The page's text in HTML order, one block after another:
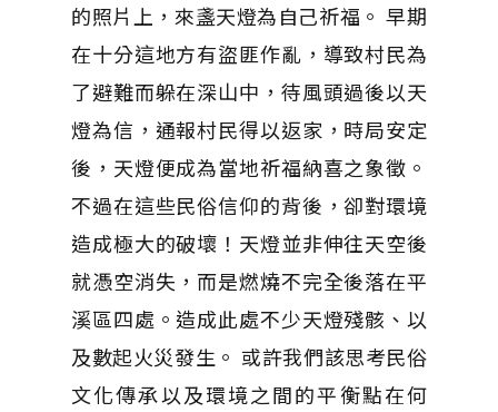
的照片上，來盞天燈為自己祈福。 早期
在十分這地方有盜匪作亂，導致村民為
了避難而躲在深山中，待風頭過後以天
燈為信，通報村民得以返家，時局安定
後，天燈便成為當地祈福納喜之象徵。
不過在這些民俗信仰的背後，卻對環境
造成極大的破壞！天燈並非伸往天空後
就憑空消失，而是燃燒不完全後落在平
溪區四處。造成此處不少天燈殘骸、以
及數起火災發生。 或許我們該思考民俗
文化傳承以及環境之間的平衡點在何